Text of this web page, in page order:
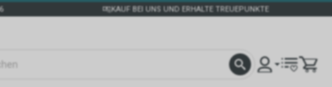
KAUF BEI UNS UND ERHALTE TREUEPUNKTE